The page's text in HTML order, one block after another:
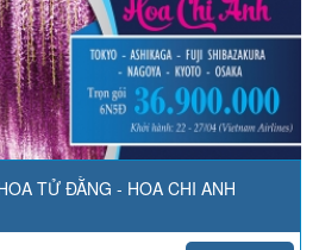
TỬ ĐẰNG - HOA CHI ANH